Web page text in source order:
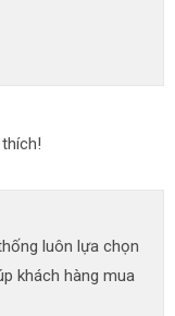
luôn lựa chọn
khách hàng mua